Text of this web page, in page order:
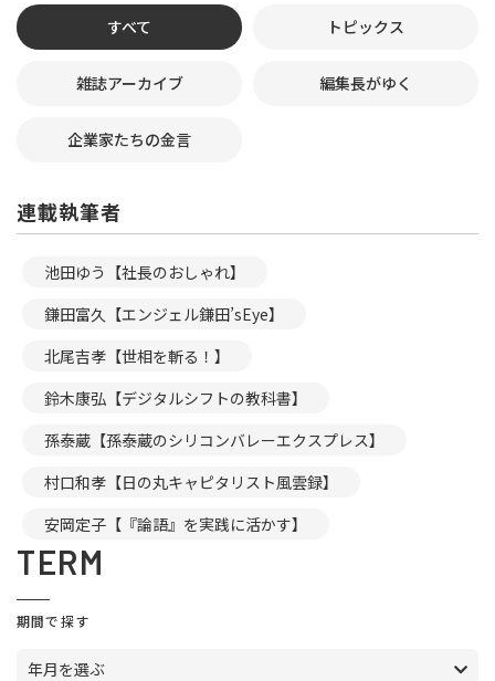
すべて トピックス
雑誌アーカイブ 編集長がゆく
企業家たちの金言
連載執筆者
池田ゆう【社長のおしゃれ】
鎌田富久【エンジェル鎌田’sEye】
北尾吉孝【世相を斬る！】
鈴木康弘【デジタルシフトの教科書】
孫泰蔵【孫泰蔵のシリコンバレーエクスプレス】
村口和孝【日の丸キャピタリスト風雲録】
安岡定子【『論語』を実践に活かす】
TERM
期間で探す
年月を選ぶ